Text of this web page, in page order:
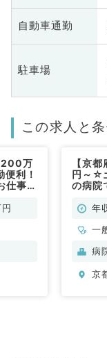
自動車通勤
駐車場
この求人と
万
利！
仕事で
【京
円～☆
の病院
年
一
病
京